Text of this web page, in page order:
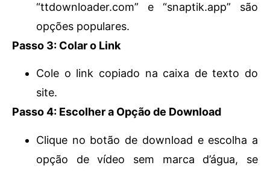
“ttdownloader.com” e “snaptik.app” são
opções populares.
Passo 3: Colar o Link
Cole o link copiado na caixa de texto do
site.
Passo 4: Escolher a Opção de Download
Clique no botão de download e escolha a
opção de vídeo sem marca d’água, se